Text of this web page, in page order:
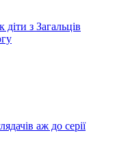
з Загальців
аж до серії